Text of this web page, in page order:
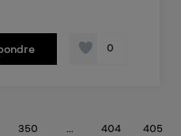
0
350 404 405